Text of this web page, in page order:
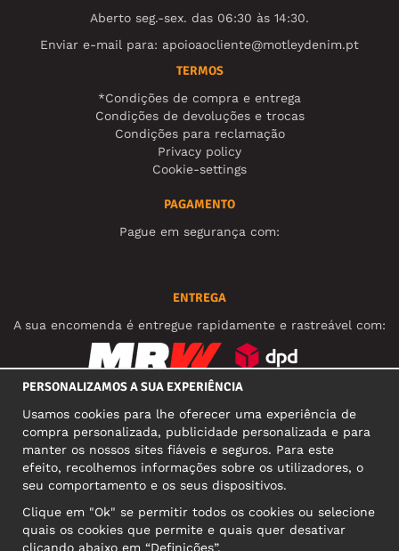
Aberto seg.-sex. das 06:30 às 14:30.
Enviar e-mail para: apoioaocliente@motleydenim.pt
TERMOS
*Condições de compra e entrega
Condições de devoluções e trocas
Condições para reclamação
Privacy policy
Cookie-settings
PAGAMENTO
Pague em segurança com:
ENTREGA
A sua encomenda é entregue rapidamente e rastreável com:
MORADA COMERCIAL
Narva mnt 5, EE-10117 Tallinn
Reg: 12356245
PERSONALIZAMOS A SUA EXPERIÊNCIA
Usamos cookies para lhe oferecer uma experiência de
compra personalizada, publicidade personalizada e para
manter os nossos sites fiáveis e seguros. Para este
efeito, recolhemos informações sobre os utilizadores, o
seu comportamento e os seus dispositivos.
Clique em "Ok" se permitir todos os cookies ou selecione
quais os cookies que permite e quais quer desativar
clicando abaixo em “Definições”.